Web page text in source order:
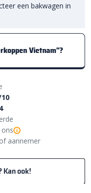
een bakwagen in
Vietnam"?
aannemer
Kan ook!